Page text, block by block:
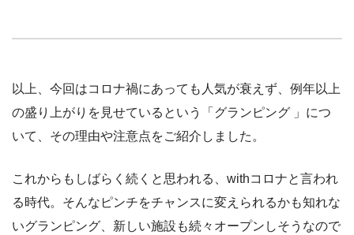
以上、今回はコロナ禍にあっても人気が衰えず、例年以上
の盛り上がりを見せているという「グランピング 」につ
いて、その理由や注意点をご紹介しました。
これからもしばらく続くと思われる、withコロナと言われ
る時代。そんなピンチをチャンスに変えられるかも知れな
いグランピング、新しい施設も続々オープンしそうなので